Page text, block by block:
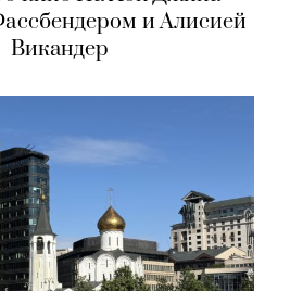
и Алисией
Викандер